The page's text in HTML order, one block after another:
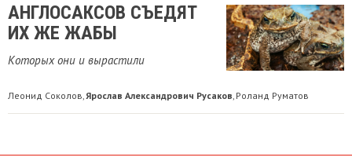
АНГЛОСАКСОВ СЪЕДЯТ
ИХ ЖЕ ЖАБЫ
Которых они и вырастили
Леонид Соколов Ярослав Александрович Русаков Роланд Руматов